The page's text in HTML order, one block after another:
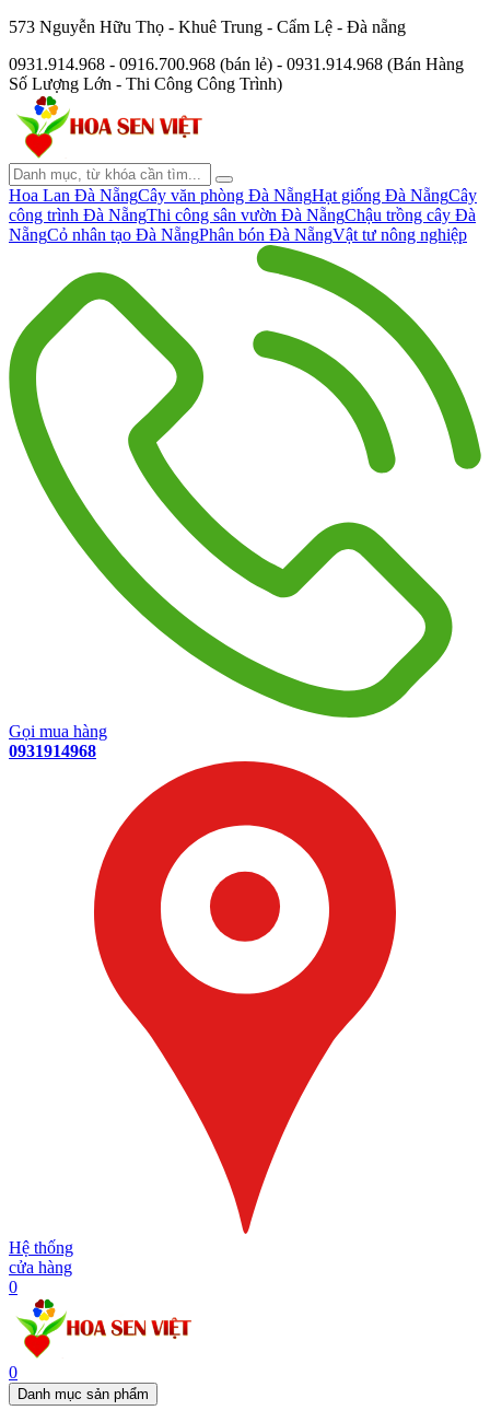
573 Nguyễn Hữu Thọ - Khuê Trung - Cẩm Lệ - Đà nẵng
0931.914.968 - 0916.700.968 (bán lẻ) - 0931.914.968 (Bán Hàng
Số Lượng Lớn - Thi Công Công Trình)
Hoa Lan Đà NẵngCây văn phòng Đà NẵngHạt giống Đà NẵngCây
công trình Đà NẵngThi công sân vườn Đà NẵngChậu trồng cây Đà
NẵngCỏ nhân tạo Đà NẵngPhân bón Đà NẵngVật tư nông nghiệp
Gọi mua hàng
0931914968
Hệ thống
cửa hàng
0
0
Danh mục sản phẩm